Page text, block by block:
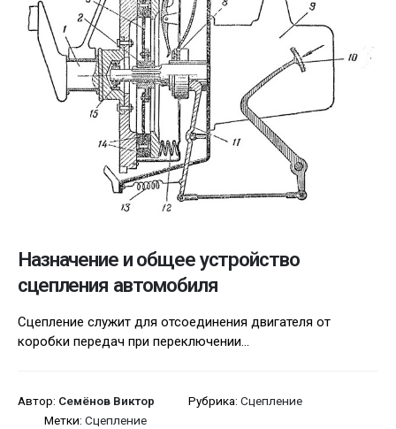
Назначение и общее устройство
сцепления автомобиля
Сцепление служит для отсоединения двигателя от
коробки передач при переключении...
Автор: Семёнов Виктор Рубрика: Сцепление
Метки: Сцепление